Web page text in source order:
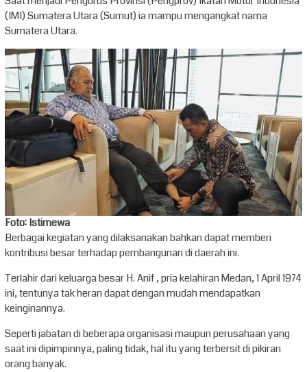
(IMI) Sumatera Utara (Sumut) ia mampu mengangkat nama
Sumatera Utara.
Foto: Istimewa
Berbagai kegiatan yang dilaksanakan bahkan dapat memberi
kontribusi besar terhadap pembangunan di daerah ini.
Terlahir dari keluarga besar H. Anif , pria kelahiran Medan, 1 April 1974
ini, tentunya tak heran dapat dengan mudah mendapatkan
keinginannya.
Seperti jabatan di beberapa organisasi maupun perusahaan yang
saat ini dipimpinnya, paling tidak, hal itu yang terbersit di pikiran
orang banyak.